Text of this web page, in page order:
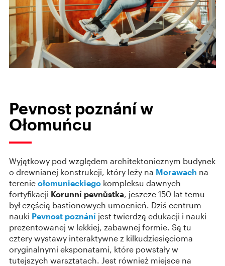
Pevnost poznání w
Ołomuńcu
Wyjątkowy pod względem architektonicznym budynek
o drewnianej konstrukcji, który leży na Morawach na
terenie ołomunieckiego kompleksu dawnych
fortyfikacji Korunní pevnůstka, jeszcze 150 lat temu
był częścią bastionowych umocnień. Dziś centrum
nauki Pevnost poznání jest twierdzą edukacji i nauki
prezentowanej w lekkiej, zabawnej formie. Są tu
cztery wystawy interaktywne z kilkudziesięcioma
oryginalnymi eksponatami, które powstały w
tutejszych warsztatach. Jest również miejsce na